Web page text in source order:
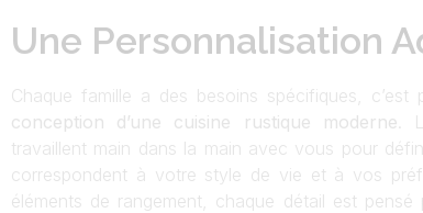
Une Personnalisation
Chaque famille a des besoins spécifiques,
conception d’une cuisine rustique moderne .
travaillent main dans la main avec vous pour
correspondent à votre style de vie et à vos
éléments de rangement, chaque détail est